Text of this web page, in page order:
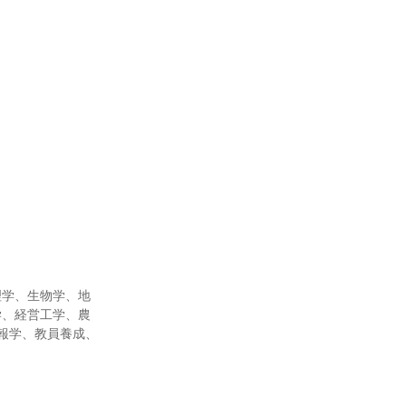
、生物学、地
経営工学、農
、教員養成、